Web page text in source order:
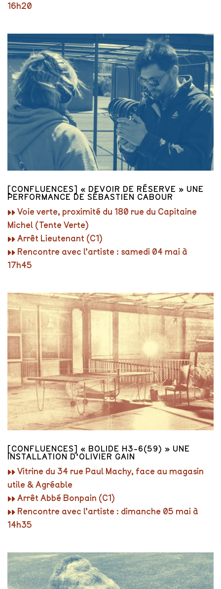
16h20
[CONFLUENCES] « DEVOIR DE RÉSERVE » UNE
PERFORMANCE DE SÉBASTIEN CABOUR
▸▸ Voie verte, proximité du 180 rue du Capitaine
Michel (Tente Verte)
▸▸ Arrêt Lieutenant (C1)
▸▸ Rencontre avec l’artiste : samedi 04 mai à
17h45
[CONFLUENCES] « BOLIDE H3-6(59) » UNE
INSTALLATION D’OLIVIER GAIN
▸▸ Vitrine du 34 rue Paul Machy, face au magasin
utile & Agréable
▸▸ Arrêt Abbé Bonpain (C1)
▸▸ Rencontre avec l’artiste : dimanche 05 mai à
14h35